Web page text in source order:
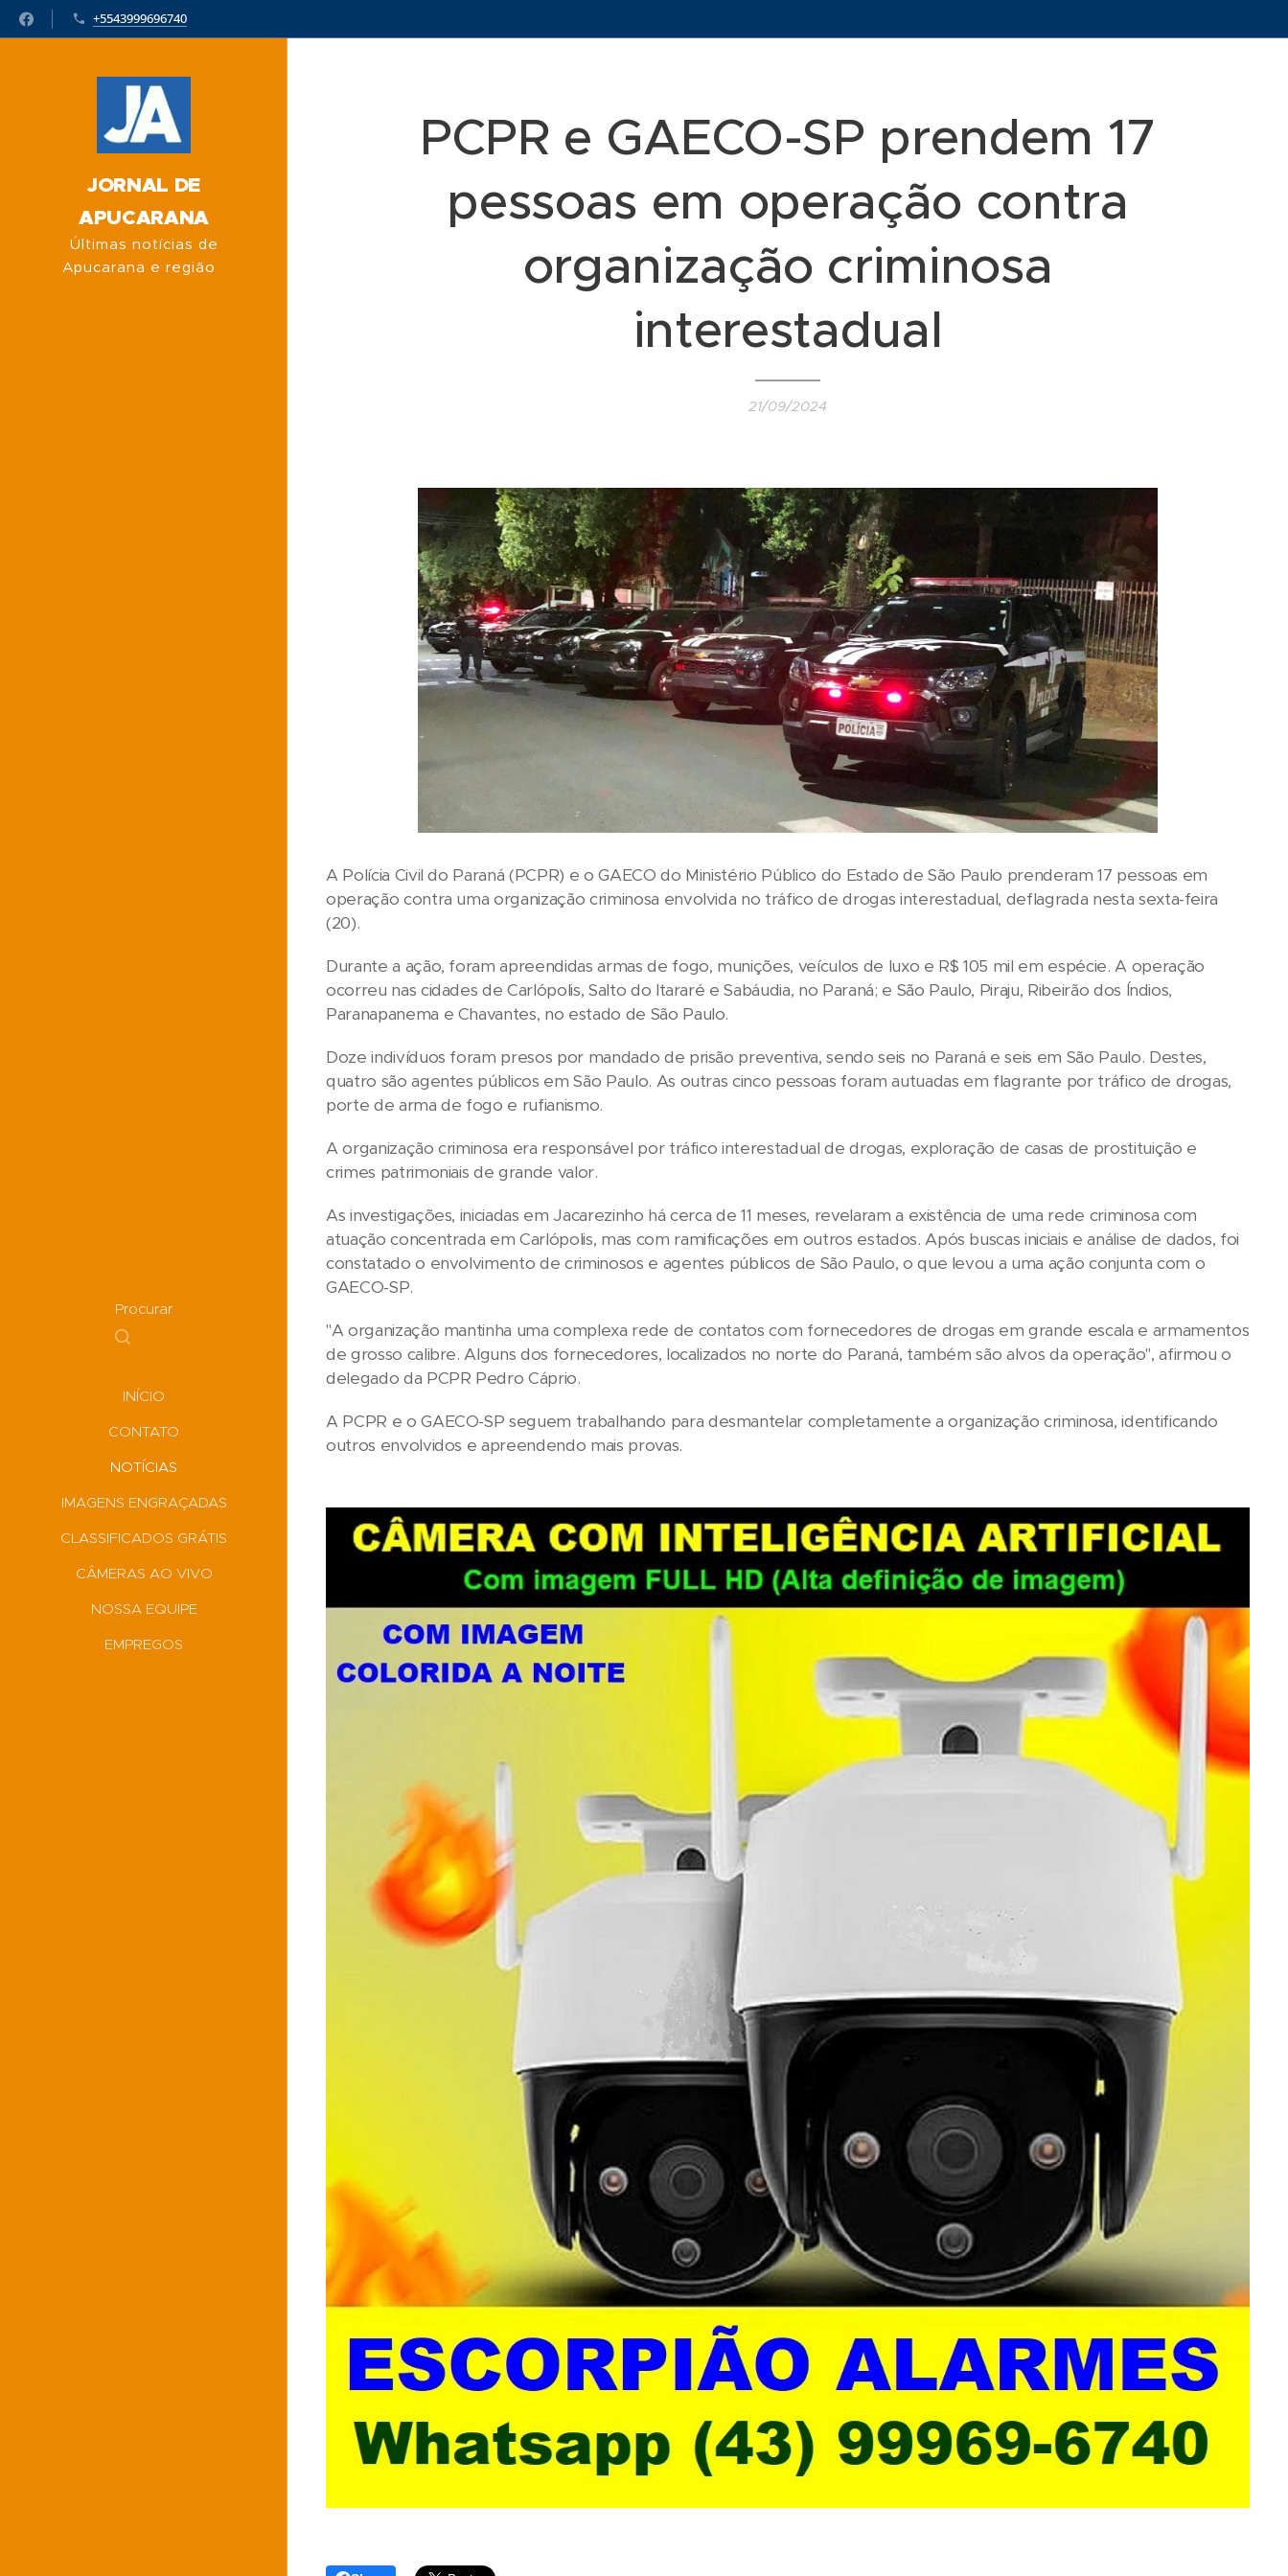
+5543999696740
JORNAL DE
APUCARANA
Últimas notícias de
Apucarana e região
Procurar
INÍCIO
CONTATO
NOTÍCIAS
IMAGENS ENGRAÇADAS
CLASSIFICADOS GRÁTIS
CÂMERAS AO VIVO
NOSSA EQUIPE
EMPREGOS
PCPR e GAECO-SP prendem 17
pessoas em operação contra
organização criminosa
interestadual
21/09/2024
A Polícia Civil do Paraná (PCPR) e o GAECO do Ministério Público do Estado de São Paulo prenderam 17 pessoas em
operação contra uma organização criminosa envolvida no tráfico de drogas interestadual, deflagrada nesta sexta-feira
(20).
Durante a ação, foram apreendidas armas de fogo, munições, veículos de luxo e R$ 105 mil em espécie. A operação
ocorreu nas cidades de Carlópolis, Salto do Itararé e Sabáudia, no Paraná; e São Paulo, Piraju, Ribeirão dos Índios,
Paranapanema e Chavantes, no estado de São Paulo.
Doze indivíduos foram presos por mandado de prisão preventiva, sendo seis no Paraná e seis em São Paulo. Destes,
quatro são agentes públicos em São Paulo. As outras cinco pessoas foram autuadas em flagrante por tráfico de drogas,
porte de arma de fogo e rufianismo.
A organização criminosa era responsável por tráfico interestadual de drogas, exploração de casas de prostituição e
crimes patrimoniais de grande valor.
As investigações, iniciadas em Jacarezinho há cerca de 11 meses, revelaram a existência de uma rede criminosa com
atuação concentrada em Carlópolis, mas com ramificações em outros estados. Após buscas iniciais e análise de dados, foi
constatado o envolvimento de criminosos e agentes públicos de São Paulo, o que levou a uma ação conjunta com o
GAECO-SP.
"A organização mantinha uma complexa rede de contatos com fornecedores de drogas em grande escala e armamentos
de grosso calibre. Alguns dos fornecedores, localizados no norte do Paraná, também são alvos da operação", afirmou o
delegado da PCPR Pedro Cáprio.
A PCPR e o GAECO-SP seguem trabalhando para desmantelar completamente a organização criminosa, identificando
outros envolvidos e apreendendo mais provas.